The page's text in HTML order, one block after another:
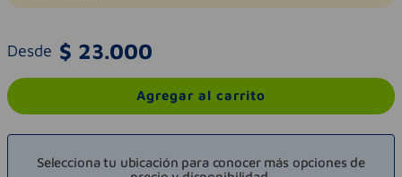
Desde $ 23.000
Agregar al carrito
Selecciona tu ubicación para conocer más opciones de